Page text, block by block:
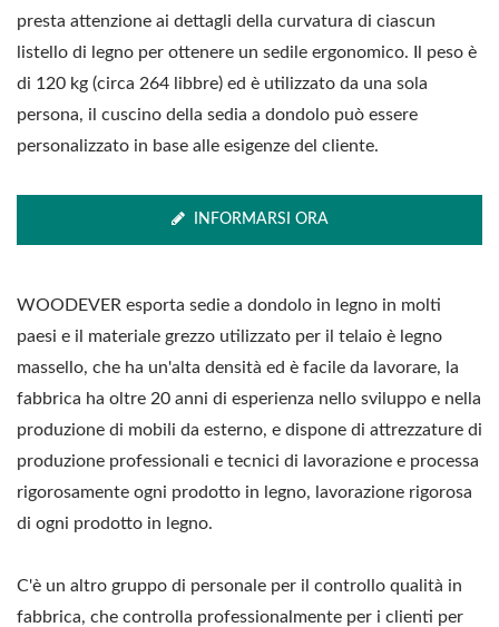
presta attenzione ai dettagli della curvatura di ciascun
listello di legno per ottenere un sedile ergonomico. Il peso è
di 120 kg (circa 264 libbre) ed è utilizzato da una sola
persona, il cuscino della sedia a dondolo può essere
personalizzato in base alle esigenze del cliente.
INFORMARSI ORA
WOODEVER esporta sedie a dondolo in legno in molti
paesi e il materiale grezzo utilizzato per il telaio è legno
massello, che ha un'alta densità ed è facile da lavorare, la
fabbrica ha oltre 20 anni di esperienza nello sviluppo e nella
produzione di mobili da esterno, e dispone di attrezzature di
produzione professionali e tecnici di lavorazione e processa
rigorosamente ogni prodotto in legno, lavorazione rigorosa
di ogni prodotto in legno.
C'è un altro gruppo di personale per il controllo qualità in
fabbrica, che controlla professionalmente per i clienti per